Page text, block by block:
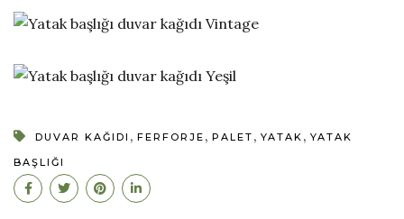
DUVAR KAĞIDI , FERFORJE , PALET , YATAK , YATAK
BAŞLIĞI